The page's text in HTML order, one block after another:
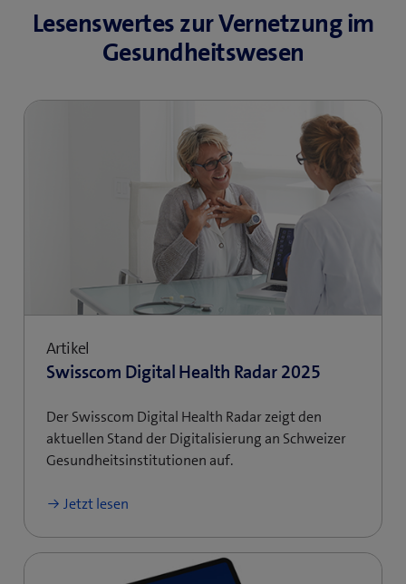
Lesenswertes zur Vernetzung im
Gesundheitswesen
Artikel
Swisscom Digital Health Radar 2025
Der Swisscom Digital Health Radar zeigt den
aktuellen Stand der Digitalisierung an Schweizer
Gesundheitsinstitutionen auf.
Jetzt lesen